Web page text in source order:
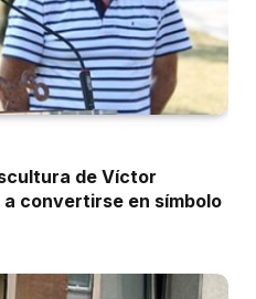
de Víctor
convertirse en símbolo